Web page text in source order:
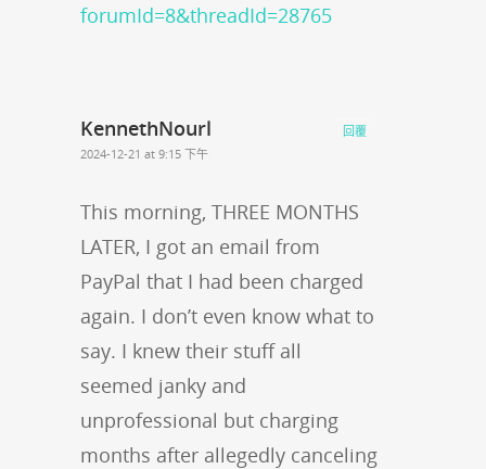
forumId=8&threadId=28765
KennethNourl
2024-12-21 at 9:15 下午
This morning, THREE MONTHS
LATER, I got an email from
PayPal that I had been charged
again. I don’t even know what to
say. I knew their stuff all
seemed janky and
unprofessional but charging
months after allegedly canceling
回覆